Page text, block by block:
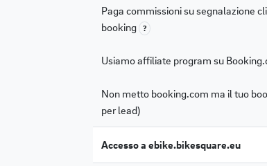
Paga commissioni su segnalazione
booking ?
Usiamo affiliate program su
Non metto booking.com ma il tuo
per lead)
Accesso a ebike.bikesquare.eu